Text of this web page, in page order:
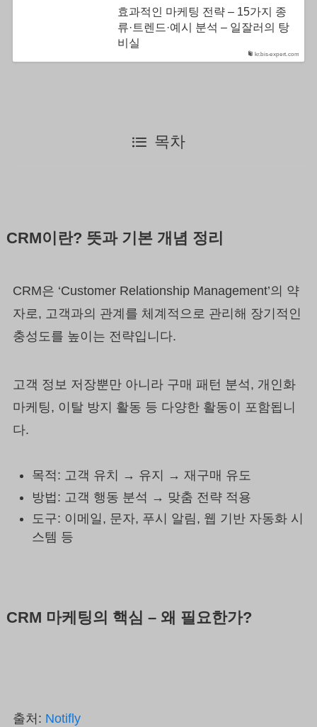
kr.bis-expert.com
효과적인 마케팅 전략 – 15가지 종
류·트렌드·예시 분석 – 일잘러의 탕
비실
목차
CRM이란? 뜻과 기본 개념 정리
CRM은 ‘Customer Relationship Management’의 약
자로, 고객과의 관계를 체계적으로 관리해 장기적인
충성도를 높이는 전략입니다.
고객 정보 저장뿐만 아니라 구매 패턴 분석, 개인화
마케팅, 이탈 방지 활동 등 다양한 활동이 포함됩니
다.
목적: 고객 유치 → 유지 → 재구매 유도
방법: 고객 행동 분석 → 맞춤 전략 적용
도구: 이메일, 문자, 푸시 알림, 웹 기반 자동화 시
스템 등
CRM 마케팅의 핵심 – 왜 필요한가?
출처: Notifly